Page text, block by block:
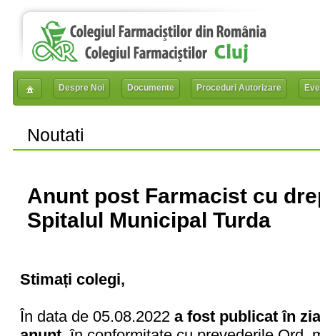
Despre Noi Documente Proceduri Autorizare
Noutati
Anunt post Farmacist cu
Spitalul Municipal Turda
Stimați colegi,
În data de 05.08.2022 a fost publicat în